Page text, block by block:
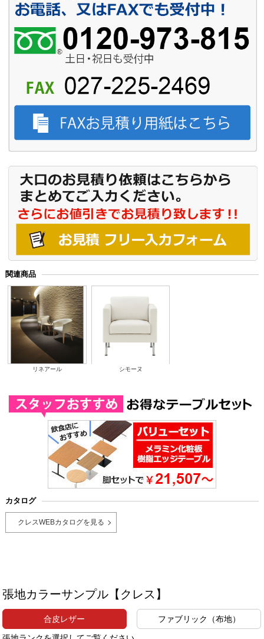
関連商品
リネアール シモーヌ
カタログ
クレスWEBカタログを見る